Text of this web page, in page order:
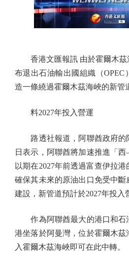
香港文匯報訊 由於霍爾木茲
布退出石油輸出國組織（OPEC
造一條繞過霍爾木茲海峽的新管
料2027年投入營運
路透社報道，阿聯酋政府的
日表示，阿聯酋將加速推進「
以期在2027年前透過富查伊拉港
確保其未來的原油出口免受中
建設，新管道預計於2027年投入
作為阿聯酋最大的港口和石
港坐落於阿曼灣，位於霍爾木
入霍爾木茲海峽即可在此中轉。